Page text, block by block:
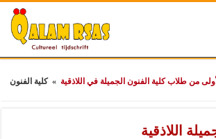
من طلاب كلية الفنون الجميلة في اللاذقية » كلية الفنون
اللاذقية